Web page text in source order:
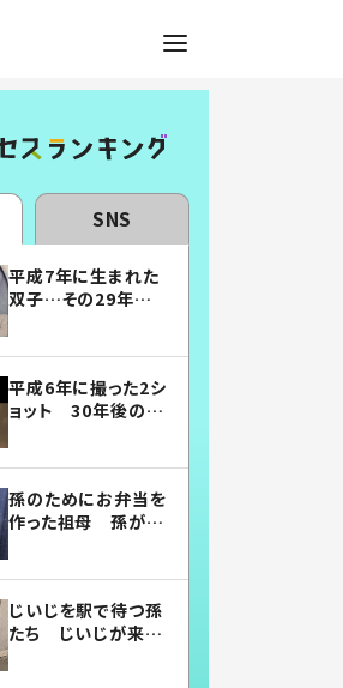
SNS
平成7年に生まれた
双子…その29年後
平成6年に撮った2シ
ョット 30年後の姿
孫のためにお弁当を
作った祖母 孫が絶
じいじを駅で待つ孫
たち じいじが来た